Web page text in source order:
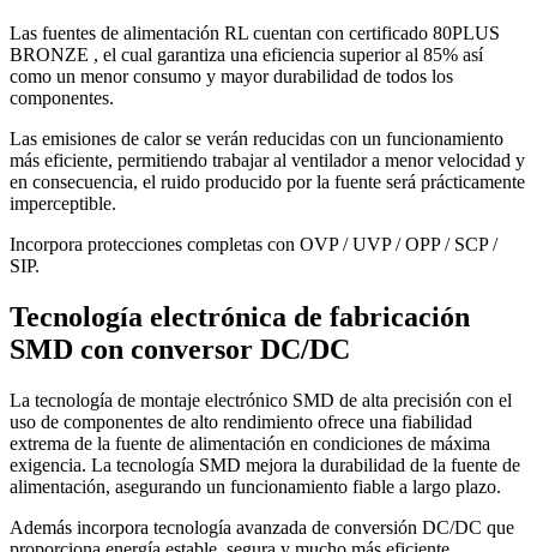
Las fuentes de alimentación RL cuentan con certificado 80PLUS
BRONZE , el cual garantiza una eficiencia superior al 85% así
como un menor consumo y mayor durabilidad de todos los
componentes.
Las emisiones de calor se verán reducidas con un funcionamiento
más eficiente, permitiendo trabajar al ventilador a menor velocidad y
en consecuencia, el ruido producido por la fuente será prácticamente
imperceptible.
Incorpora protecciones completas con OVP / UVP / OPP / SCP /
SIP.
Tecnología electrónica de fabricación
SMD con conversor DC/DC
La tecnología de montaje electrónico SMD de alta precisión con el
uso de componentes de alto rendimiento ofrece una fiabilidad
extrema de la fuente de alimentación en condiciones de máxima
exigencia. La tecnología SMD mejora la durabilidad de la fuente de
alimentación, asegurando un funcionamiento fiable a largo plazo.
Además incorpora tecnología avanzada de conversión DC/DC que